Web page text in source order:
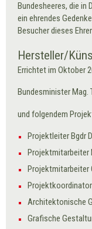
Bundesheeres, die in
ein ehrendes
Besucher dieses
Hersteller/
Errichtet im Oktober
Bundesminister Mag.
und folgendem
Projektleiter Bgdr
Projektmitarbeiter
Projektmitarbeiter
Projektkoordinator
Architektonische
Grafische